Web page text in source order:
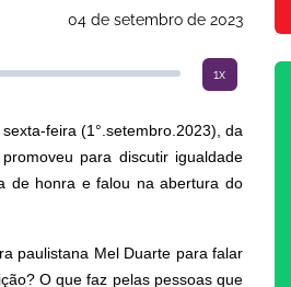
04 de setembro de 2023
1x
feira (1°.setembro.2023), da
para discutir igualdade
de honra e falou na abertura do
paulistana Mel Duarte para falar
O que faz pelas pessoas que